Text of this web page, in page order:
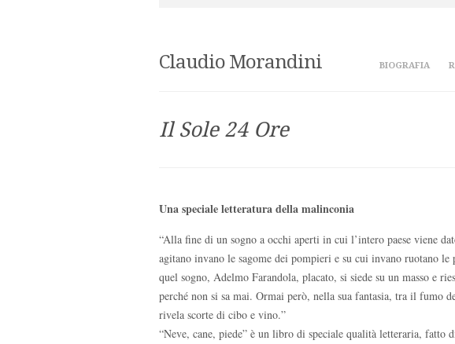
Claudio Morandini BIOGRAFIA
Il Sole 24 Ore
Una speciale letteratura della malinconia
“Alla fine di un sogno a occhi aperti in cui l’intero paese viene
agitano invano le sagome dei pompieri e su cui invano ruotano
quel sogno, Adelmo Farandola, placato, si siede su un masso e
perché non si sa mai. Ormai però, nella sua fantasia, tra il fumo
rivela scorte di cibo e vino.”
“Neve, cane, piede” è un libro di speciale qualità letteraria,